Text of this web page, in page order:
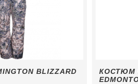
BLIZZARD
КОСТЮМ